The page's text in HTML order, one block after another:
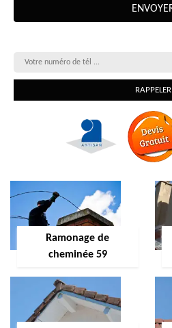
Ramonage de
cheminée 59